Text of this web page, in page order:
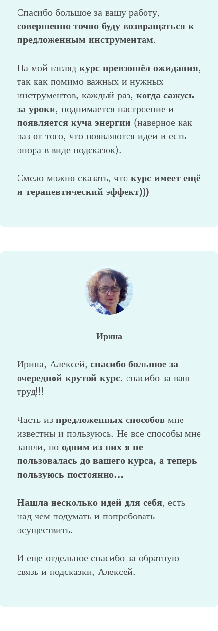
Спасибо большое за вашу работу,
совершенно точно буду возвращаться к
предложенным инструментам.
На мой взгляд курс превзошёл ожидания,
так как помимо важных и нужных
инструментов, каждый раз, когда сажусь
за уроки, поднимается настроение и
появляется куча энергии (наверное как
раз от того, что появляются идеи и есть
опора в виде подсказок).
Смело можно сказать, что курс имеет ещё
и терапевтический эффект)))
Ирина
Ирина, Алексей, спасибо большое за
очередной крутой курс, спасибо за ваш
труд!!!
Часть из предложенных способов мне
известны и пользуюсь. Не все способы мне
зашли, но одним из них я не
пользовалась до вашего курса, а теперь
пользуюсь постоянно…
Нашла несколько идей для себя, есть
над чем подумать и попробовать
осуществить.
И еще отдельное спасибо за обратную
связь и подсказки, Алексей.